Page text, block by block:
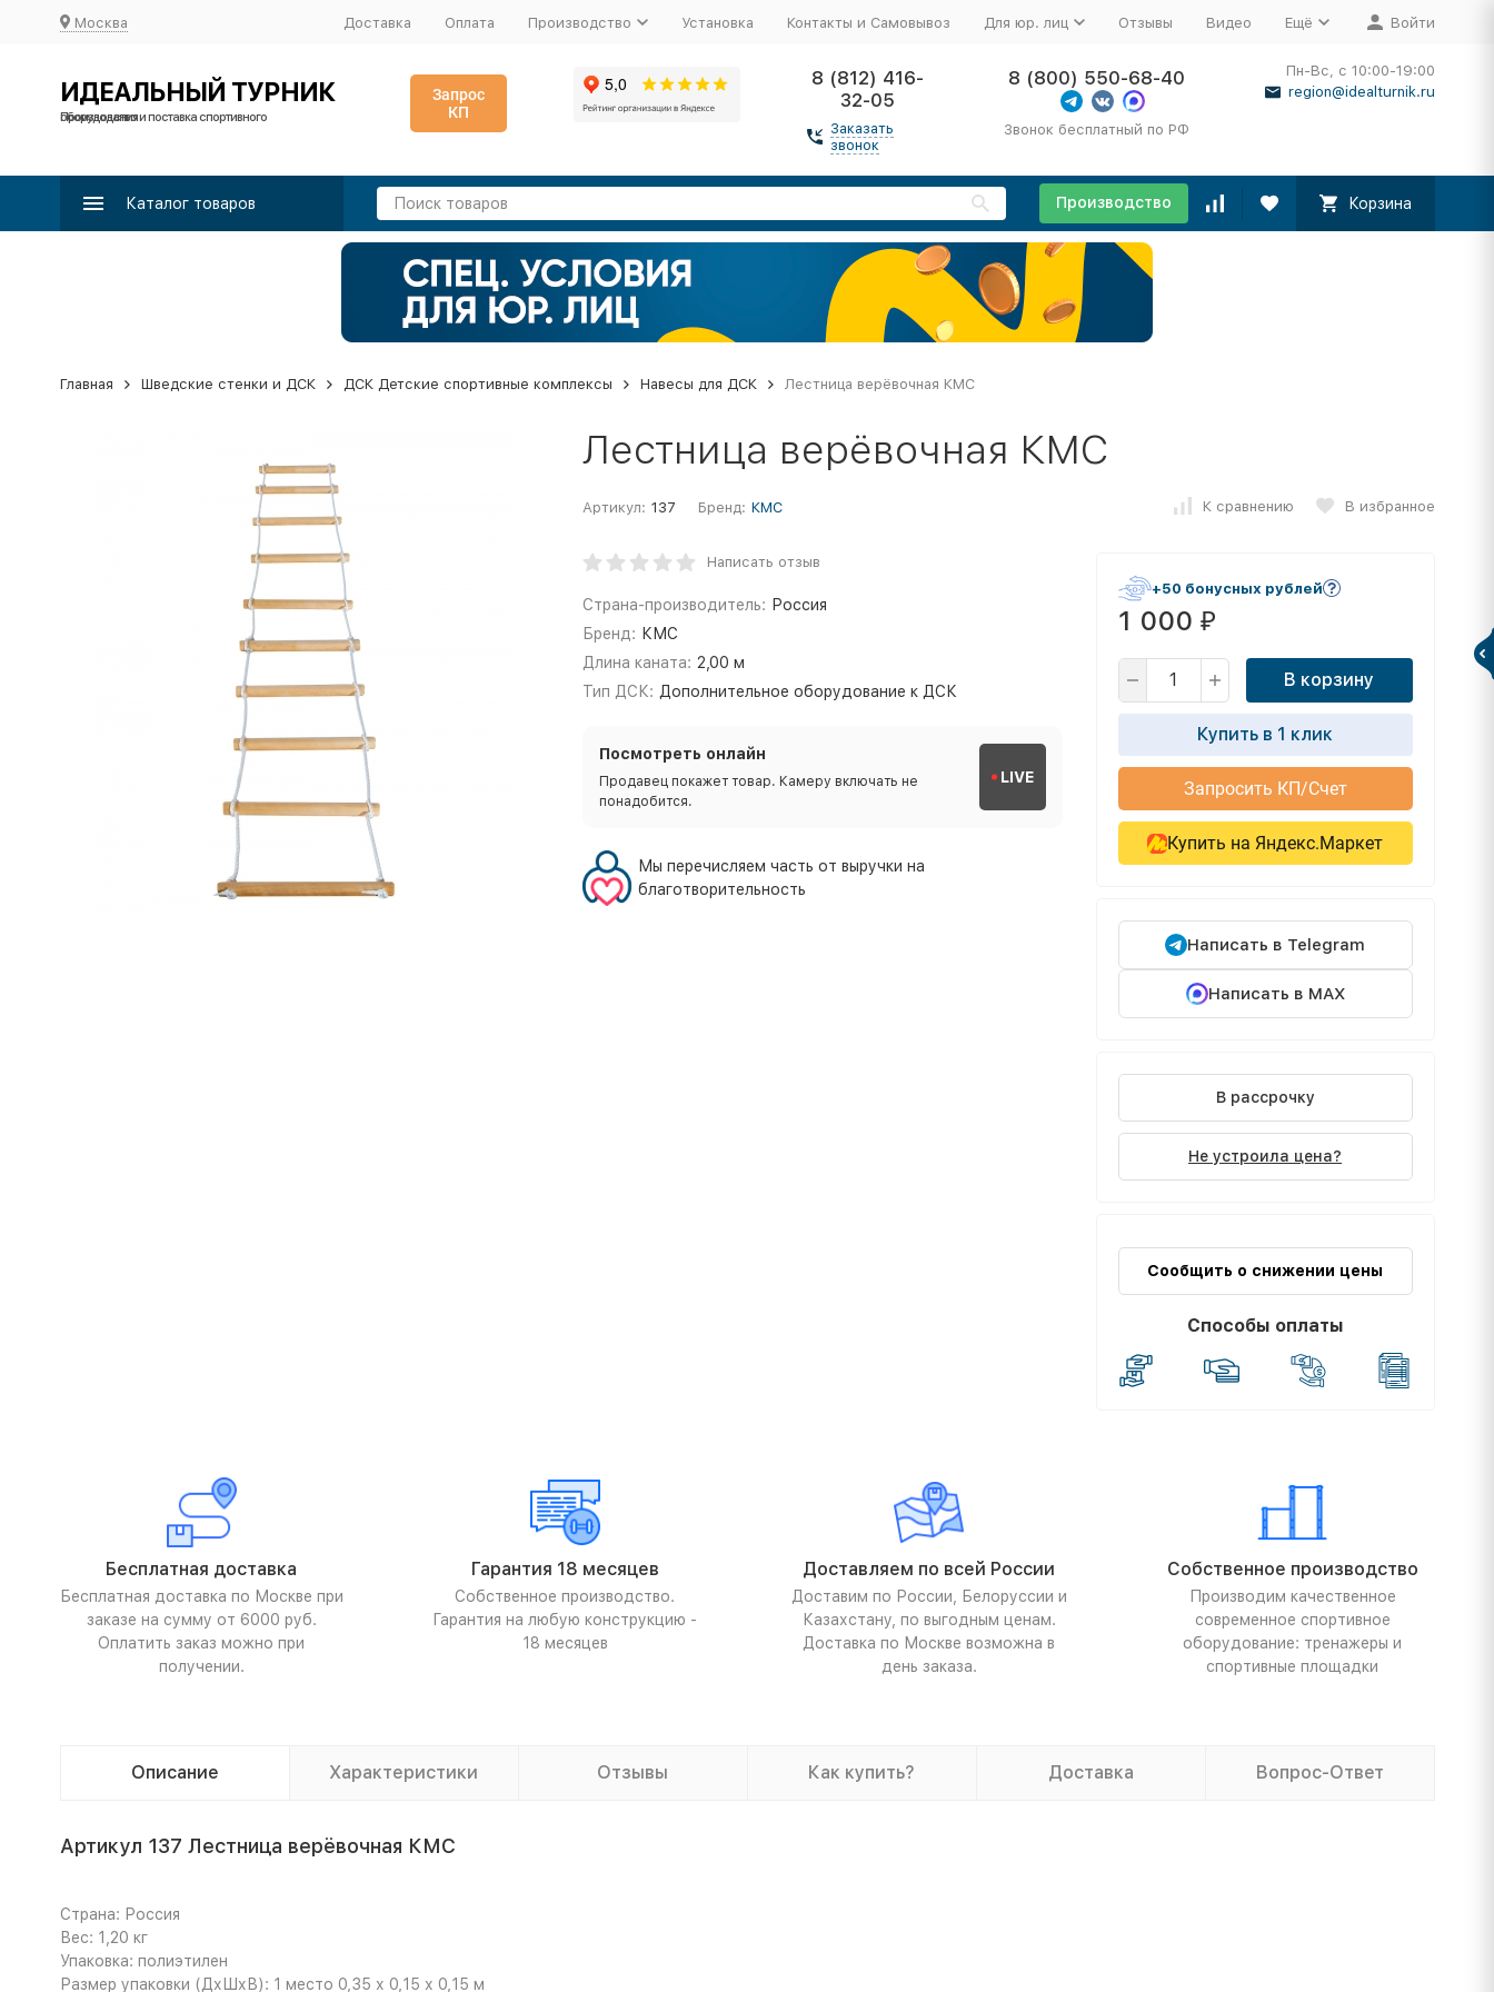
Москва Доставка Оплата Производство Установка Контакты и Самовывоз Для юр. лиц Отзывы Видео Ещё Войти
ИДЕАЛЬНЫЙ ТУРНИК
Производство и поставка спортивного оборудования
Запрос
КП
8 (812) 416-
32-05
Заказать
звонок
8 (800) 550-68-40
Звонок бесплатный по РФ
Пн-Вс, с 10:00-19:00
region@idealturnik.ru
Каталог товаров Производство Корзина
Главная Шведские стенки и ДСК ДСК Детские спортивные комплексы Навесы для ДСК Лестница верёвочная КМС
Лестница верёвочная КМС
Артикул: 137 Бренд: КМС К сравнению В избранное
Написать отзыв
Страна-производитель: Россия
Бренд: КМС
Длина каната: 2,00 м
Тип ДСК: Дополнительное оборудование к ДСК
Посмотреть онлайн
Продавец покажет товар. Камеру включать не
понадобится.
LIVE
Мы перечисляем часть от выручки на
благотворительность
+50 бонусных рублей
1 000 ₽
В корзину
Купить в 1 клик
Запросить КП/Счет
Купить на Яндекс.Маркет
Написать в Telegram
Написать в MAX
В рассрочку
Не устроила цена?
Сообщить о снижении цены
Способы оплаты
Бесплатная доставка
Бесплатная доставка по Москве при
заказе на сумму от 6000 руб.
Оплатить заказ можно при
получении.
Гарантия 18 месяцев
Собственное производство.
Гарантия на любую конструкцию -
18 месяцев
Доставляем по всей России
Доставим по России, Белоруссии и
Казахстану, по выгодным ценам.
Доставка по Москве возможна в
день заказа.
Собственное производство
Производим качественное
современное спортивное
оборудование: тренажеры и
спортивные площадки
Описание Характеристики Отзывы Как купить? Доставка Вопрос-Ответ
Артикул 137 Лестница верёвочная КМС
Страна: Россия
Вес: 1,20 кг
Упаковка: полиэтилен
Размер упаковки (ДхШхВ): 1 место 0,35 х 0,15 х 0,15 м